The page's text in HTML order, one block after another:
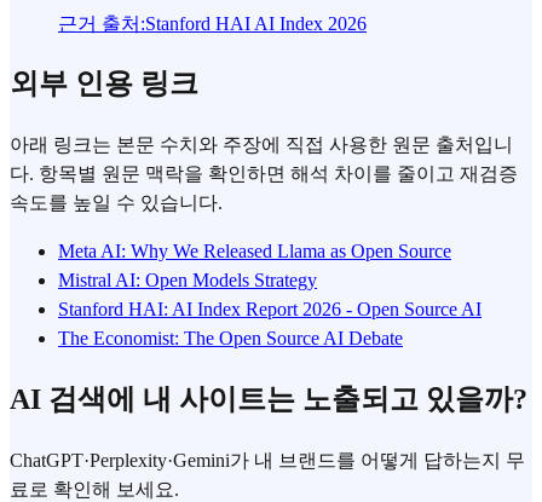
근거 출처 :Stanford HAI AI Index 2026
외부 인용 링크
아래 링크는 본문 수치와 주장에 직접 사용한 원문 출처입니
다. 항목별 원문 맥락을 확인하면 해석 차이를 줄이고 재검증
속도를 높일 수 있습니다.
Meta AI: Why We Released Llama as Open Source
Mistral AI: Open Models Strategy
Stanford HAI: AI Index Report 2026 - Open Source AI
The Economist: The Open Source AI Debate
AI 검색에 내 사이트는 노출되고 있을까?
ChatGPT·Perplexity·Gemini가 내 브랜드를 어떻게 답하는지 무
료로 확인해 보세요.